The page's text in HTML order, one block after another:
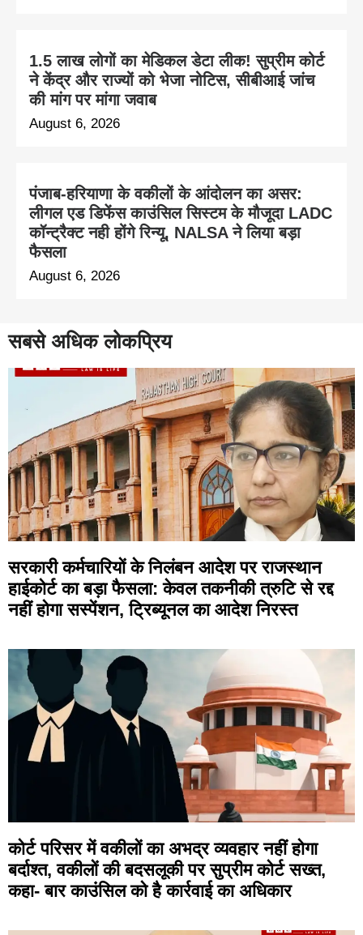
1.5 लाख लोगों का मेडिकल डेटा लीक! सुप्रीम कोर्ट
ने केंद्र और राज्यों को भेजा नोटिस, सीबीआई जांच
की मांग पर मांगा जवाब
August 6, 2026
पंजाब-हरियाणा के वकीलों के आंदोलन का असर:
लीगल एड डिफेंस काउंसिल सिस्टम के मौजूदा LADC
कॉन्ट्रैक्ट नही होंगे रिन्यू, NALSA ने लिया बड़ा
फैसला
August 6, 2026
सबसे अधिक लोकप्रिय
सरकारी कर्मचारियों के निलंबन आदेश पर राजस्थान
हाईकोर्ट का बड़ा फैसला: केवल तकनीकी त्रुटि से रद्द
नहीं होगा सस्पेंशन, ट्रिब्यूनल का आदेश निरस्त
कोर्ट परिसर में वकीलों का अभद्र व्यवहार नहीं होगा
बर्दाश्त, वकीलों की बदसलूकी पर सुप्रीम कोर्ट सख्त,
कहा- बार काउंसिल को है कार्रवाई का अधिकार